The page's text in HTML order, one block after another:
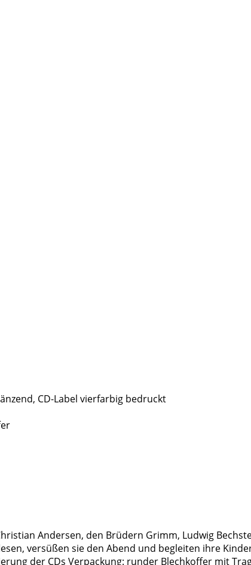
CD-Label vierfarbig bedruckt
Andersen, den Brüdern Grimm, Ludwig
versüßen sie den Abend und begleiten ihre
der CDs Verpackung: runder Blechkoffer mit